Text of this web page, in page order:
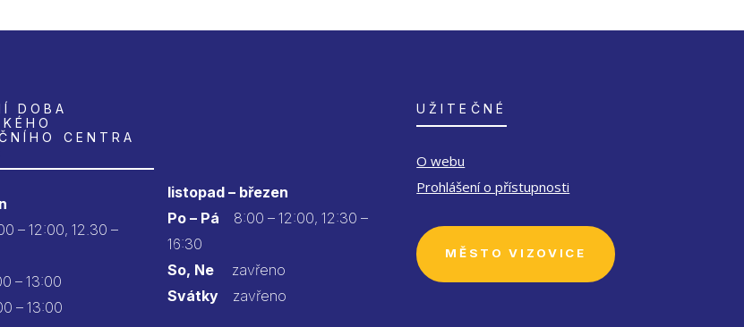
DOBA
CENTRA
– 12:00, 12.30 –
13:00
– 13:00
listopad – březen
Po – Pá 8:00 – 12:00, 12:30 –
16:30
So, Nezavřeno
Svátkyzavřeno
UŽITEČNÉ
O webu
Prohlášení o přístupnosti
MĚSTO VIZOVICE